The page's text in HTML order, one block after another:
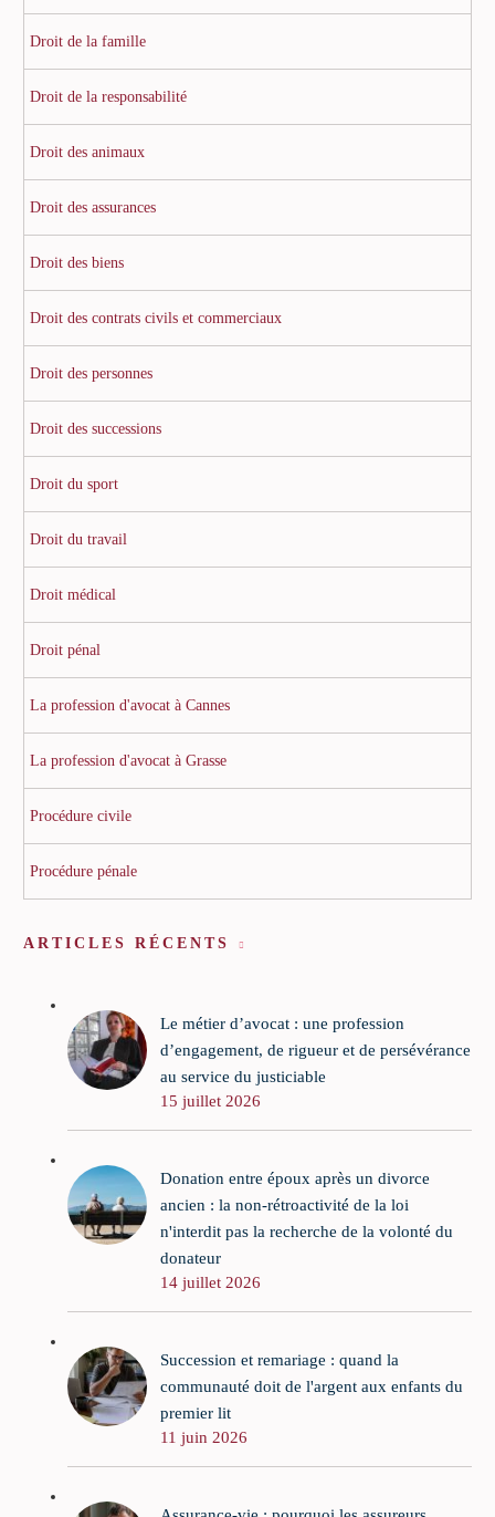
Droit de la famille
Droit de la responsabilité
Droit des animaux
Droit des assurances
Droit des biens
Droit des contrats civils et commerciaux
Droit des personnes
Droit des successions
Droit du sport
Droit du travail
Droit médical
Droit pénal
La profession d'avocat à Cannes
La profession d'avocat à Grasse
Procédure civile
Procédure pénale
ARTICLES RÉCENTS
Le métier d’avocat : une profession
d’engagement, de rigueur et de persévérance
au service du justiciable
15 juillet 2026
Donation entre époux après un divorce
ancien : la non-rétroactivité de la loi
n'interdit pas la recherche de la volonté du
donateur
14 juillet 2026
Succession et remariage : quand la
communauté doit de l'argent aux enfants du
premier lit
11 juin 2026